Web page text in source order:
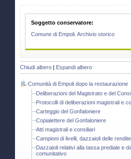
Soggetto conservatore:
Comune di Empoli. Archivio storico
Chiudi albero Espandi albero
Comunità di Empoli dopo la restaurazione
Deliberazioni del Magistrato e del
Protocolli di deliberazioni magistrali e
Carteggio del Gonfaloniere
Copialettere del Gonfaloniere
Atti magistrali e consiliari
Campioni di livelli, dazzaioli delle
Dazzaioli relativi alla tassa prediale e
comunitativo